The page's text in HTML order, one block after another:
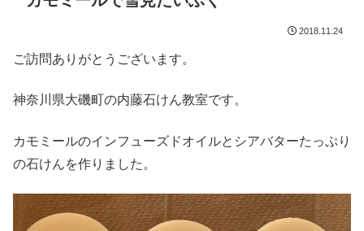
2018.11.24
ご訪問ありがとうございます。
神奈川県大磯町の内藤石けん教室です。
カモミールのインフューズドオイルとシアバターたっぷり
の石けんを作りました。